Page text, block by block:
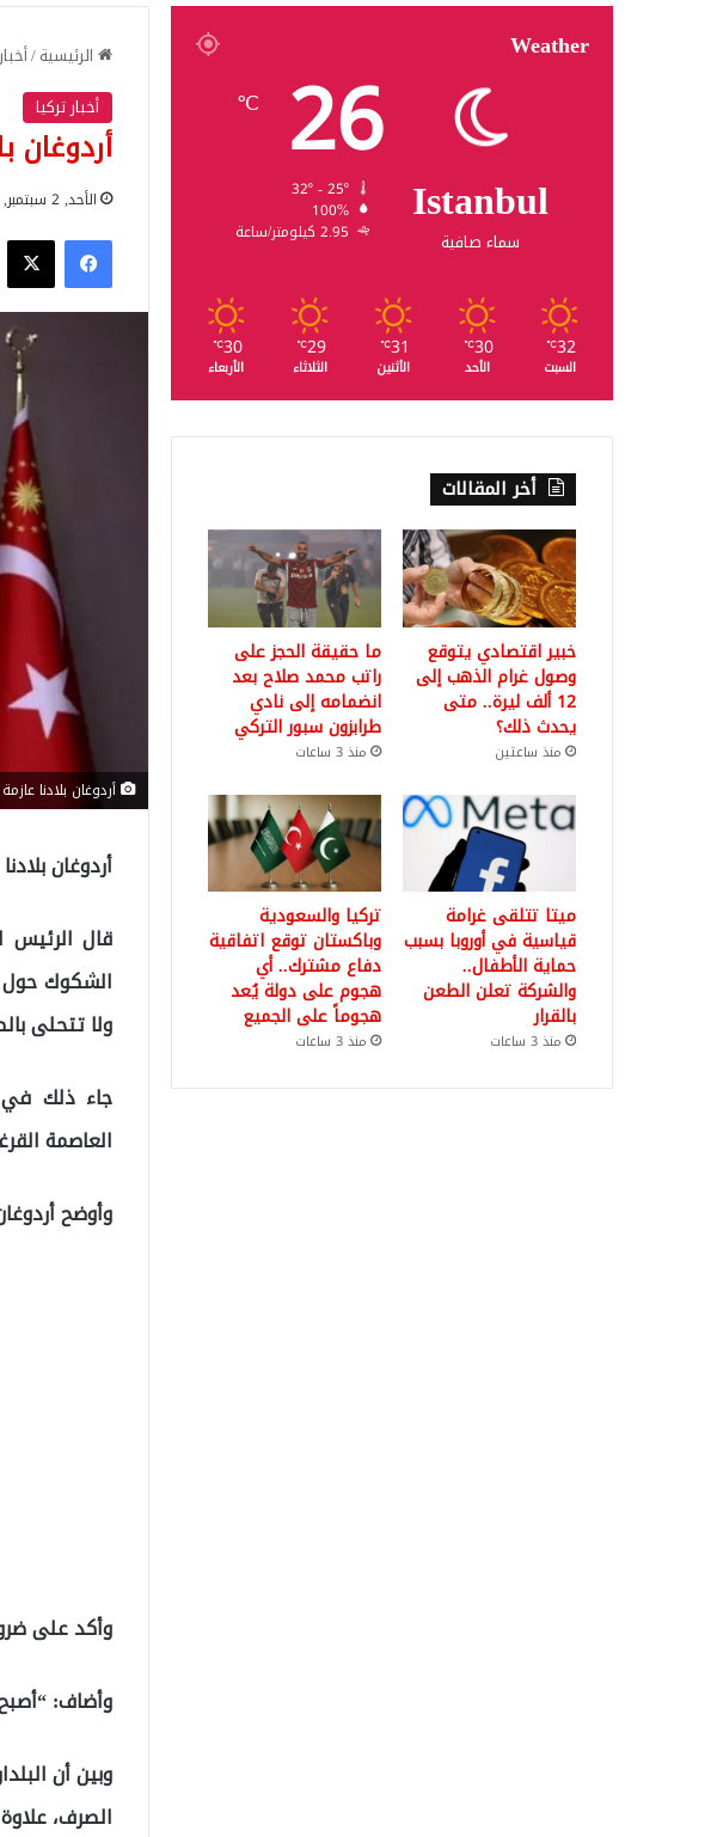
الرئيسية/
أخبار تركيا
أردوغان
الأحد, 2 سبتمبر, 2018
فيسبوك‫X
أردوغان بلادنا
أردوغان
قال الرئيس
الشكوك حول
ولا تتحلى
جاء ذلك في
العاصمة
وأوضح
وأكد على
وأضاف:
وبين أن
الصرف،
Weather
Istanbul
سماء صافية
26
℃
100%
2.95 كيلومتر/ساعة
32
℃
السبت
30
℃
الأحد
31
℃
الأثنين
29
℃
الثلاثاء
30
℃
الأربعاء
أخر المقالات
خبير اقتصادي يتوقع
وصول غرام الذهب إلى
12 ألف ليرة.. متى
يحدث ذلك؟
منذ ساعتين
ما حقيقة الحجز على
راتب محمد صلاح بعد
انضمامه إلى نادي
طرابزون سبور التركي
منذ 3 ساعات
ميتا تتلقى غرامة
قياسية في أوروبا بسبب
حماية الأطفال..
والشركة تعلن الطعن
بالقرار
منذ 3 ساعات
تركيا والسعودية
وباكستان توقع اتفاقية
دفاع مشترك.. أي
هجوم على دولة يُعد
هجوماً على الجميع
منذ 3 ساعات